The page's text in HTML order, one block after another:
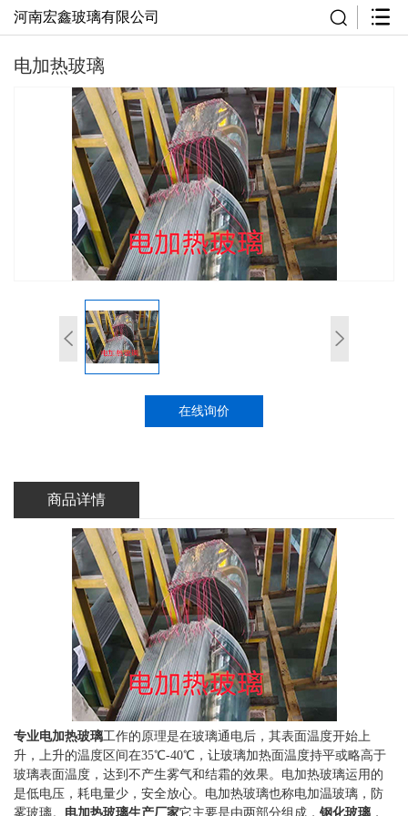
河南宏鑫玻璃有限公司
电加热玻璃
在线询价
商品详情
专业电加热玻璃工作的原理是在玻璃通电后，其表面温度开始上
升，上升的温度区间在35℃-40℃，让玻璃加热面温度持平或略高于
玻璃表面温度，达到不产生雾气和结霜的效果。电加热玻璃运用的
是低电压，耗电量少，安全放心。电加热玻璃也称电加温玻璃，防
雾玻璃。
电加热玻璃生产厂家它主要是由两部分组成， 钢化玻璃 ，